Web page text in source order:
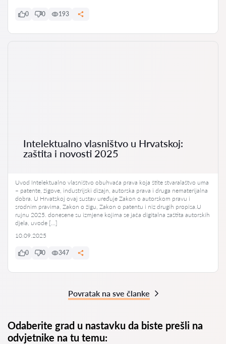
0 0 193
Intelektualno vlasništvo u Hrvatskoj:
zaštita i novosti 2025
Uvod Intelektualno vlasništvo obuhvaća prava koja štite stvaralaštvo uma
– patente, žigove, industrijski dizajn, autorska prava i druga nematerijalna
dobra. U Hrvatskoj ovaj sustav uređuje Zakon o autorskom pravu i
srodnim pravima, Zakon o žigu, Zakon o patentu i niz drugih propisa.U
rujnu 2025. donesene su izmjene kojima se jača digitalna zaštita autorskih
djela, uvode […]
10.09.2025
0 0 347
Povratak na sve članke
Odaberite grad u nastavku da biste prešli na
odvjetnike na tu temu: